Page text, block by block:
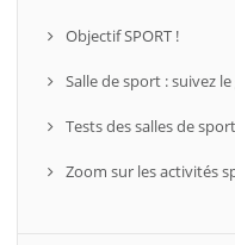
Objectif SPORT !
Salle de sport : suivez
Tests des salles de sport
Zoom sur les activités